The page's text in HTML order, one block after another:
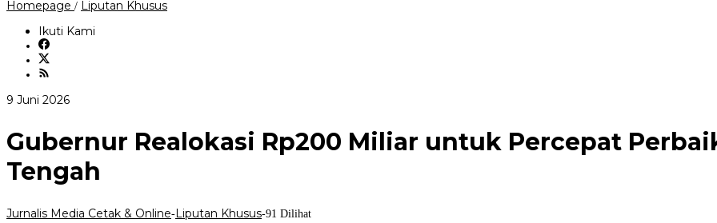
Homepage / Liputan KhususGubernur
Jawa
Tengah
Ikuti Kami
9 Juni 2026oleh
Cetak
Online
Gubernur Realokasi Rp200 Miliar untuk Percepat
Tengah
Jurnalis Media Cetak & Online-Liputan Khusus-91 Dilihat